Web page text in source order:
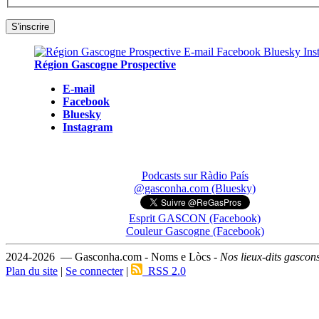
Région Gascogne Prospective
E-mail
Facebook
Bluesky
Instagram
Podcasts sur Ràdio País
@gasconha.com (Bluesky)
Esprit GASCON (Facebook)
Couleur Gascogne (Facebook)
2024-2026 — Gasconha.com - Noms e Lòcs - Nos lieux-dits
Plan du site | Se connecter| RSS 2.0